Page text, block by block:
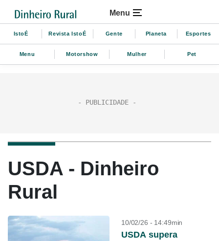
Menu
IstoÉ Revista IstoÉ Gente Planeta Esportes
Menu Motorshow Mulher Pet
USDA - Dinheiro
Rural
10/02/26 - 14:49min
USDA supera